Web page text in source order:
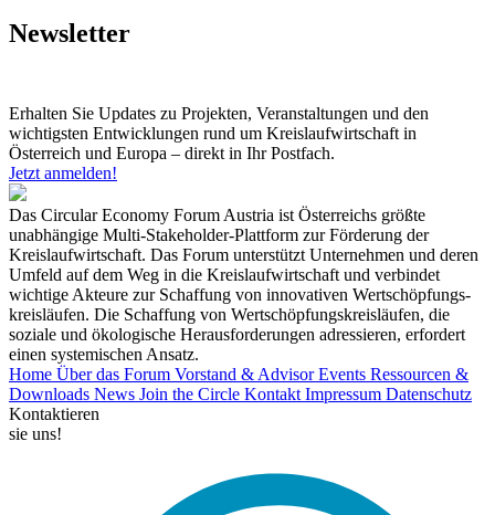
Newsletter
Erhalten Sie Updates zu Projekten, Veranstaltungen und den
wichtigsten Entwicklungen rund um Kreislaufwirtschaft in
Österreich und Europa – direkt in Ihr Postfach.
Jetzt anmelden!
Das Circular Economy Forum Austria ist Österreichs größte
unabhängige Multi-Stakeholder-Plattform zur Förderung der
Kreislaufwirtschaft. Das Forum unterstützt Unternehmen und deren
Umfeld auf dem Weg in die Kreislaufwirtschaft und verbindet
wichtige Akteure zur Schaffung von innovativen Wertschöpfungs-
kreisläufen. Die Schaffung von Wertschöpfungskreisläufen, die
soziale und ökologische Herausforderungen adressieren, erfordert
einen systemischen Ansatz.
Home Über das Forum Vorstand & AdvisorEvents Ressourcen &
Downloads News Join the Circle Kontakt Impressum Datenschutz
Kontaktieren
sie uns!